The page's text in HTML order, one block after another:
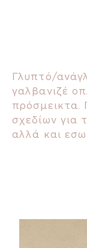
Γλυπτό/
γαλβανιζέ
πρόσμεικτα.
σχεδίων για
αλλά και